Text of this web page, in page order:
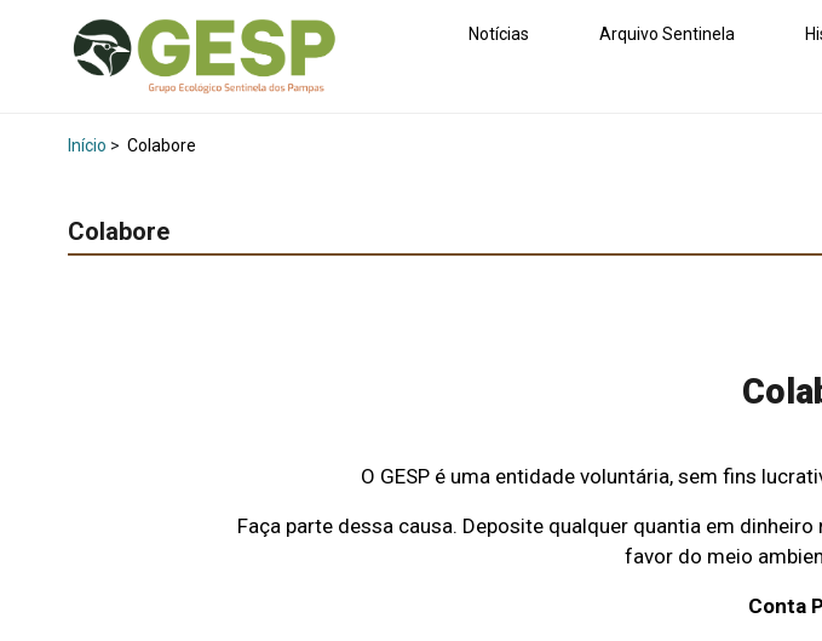
conteúdo
Notícias Arquivo Sentinela
Início > Colabore
Colabore
O GESP é uma entidade voluntária, sem fins
Faça parte dessa causa. Deposite qualquer quantia em
favor do meio
Conta